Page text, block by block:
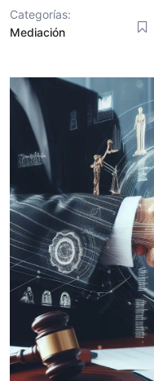
Categorías:
Mediación